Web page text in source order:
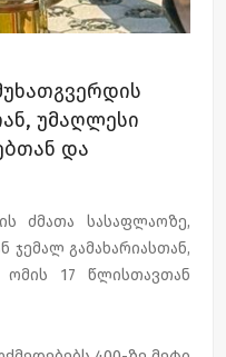
უმაღლესი
და
ძმათა სასაფლაოზე,
გამახარიასთან,
17 წლისთავთან